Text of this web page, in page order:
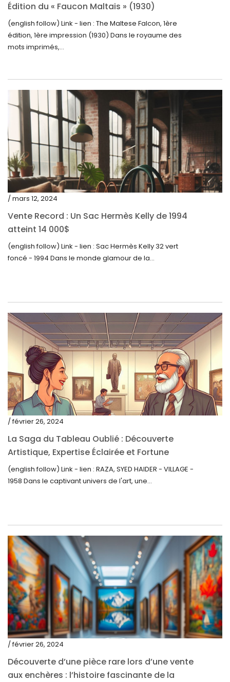
mars 2023
février 2023
janvier 2023
novembre 2022
octobre 2022
septembre 2022
août 2022
juillet 2022
juin 2022
mai 2022
avril 2022
mars 2022
février 2022
septembre 2021
août 2021
juillet 2021
juin 2021
mai 2021
avril 2021
mars 2021
janvier 2021
décembre 2020
novembre 2020
septembre 2020
juillet 2020
juin 2020
mai 2020
mars 2020
février 2020
décembre 2019
octobre 2019
Édition du « Faucon Maltais » (1930)
(english follow) Link - lien : The Maltese Falcon, 1ère
édition, 1ère impression (1930) Dans le royaume des
mots imprimés,...
/ mars 12, 2024
Vente Record : Un Sac Hermès Kelly de 1994
atteint 14 000$
(english follow) Link - lien : Sac Hermès Kelly 32 vert
foncé - 1994 Dans le monde glamour de la...
/ février 26, 2024
La Saga du Tableau Oublié : Découverte
Artistique, Expertise Éclairée et Fortune
Inattendue
(english follow) Link - lien : RAZA, SYED HAIDER - VILLAGE -
1958 Dans le captivant univers de l'art, une...
/ février 26, 2024
Découverte d’une pièce rare lors d’une vente
aux enchères : l’histoire fascinante de la